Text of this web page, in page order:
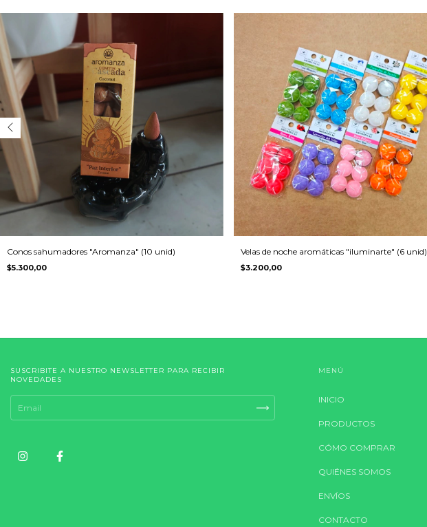
Conos sahumadores "Aromanza" (10 unid)
$5.300,00
Velas de noche aromáticas "iluminarte" (6 unid)
$3.200,00
SUSCRIBITE A NUESTRO NEWSLETTER PARA RECIBIR
NOVEDADES
MENÚ
INICIO
PRODUCTOS
CÓMO COMPRAR
QUIÉNES SOMOS
ENVÍOS
CONTACTO